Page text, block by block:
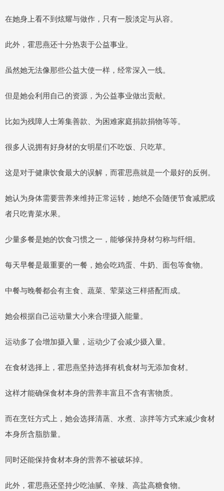
在她身上看不到炫耀与做作，只有一股淡定与从容。
此外，霍思燕还十分热衷于公益事业。
虽然她无法像那些公益大使一样，经常深入一线。
但是她会利用自己的资源，为公益事业做出贡献。
比如为残障人士筹集善款、为困难家庭捐款捐物等等。
很多人说拥有好身材的女明星们不吃饭、只吃草。
这是对于健康饮食最大的误解，而霍思燕就是一个最好的反例。
她认为身体需要营养来维持正常运转，她绝不会随便节食减肥或
者只吃青菜水果。
少量多餐是她的饮食习惯之一，能够保持身材匀称与纤细。
每天早餐是最重要的一餐，她会吃鸡蛋、牛奶、面包等食物。
中餐与晚餐都会有主食、蔬菜、荤菜这三样搭配而成。
她会根据自己运动量大小来合理摄入能量。
运动多了会增加摄入量，运动少了会减少摄入量。
在食材选择上，霍思燕坚持选择有机食材与无添加食材。
这样才能确保食材本身的营养丰富且不含有害物质。
而在烹饪方式上，她会选择清蒸、水煮、凉拌等方式来减少食材
本身所含脂肪量。
同时还能保持食材本身的营养不被破坏掉。
此外，霍思燕还坚持少吃油腻、辛辣、高盐高糖食物。